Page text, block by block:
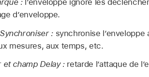
d’enveloppe.
:synchronise l’enveloppe
mesures, aux temps, etc.
et champ Delay :retarde l’attaque de